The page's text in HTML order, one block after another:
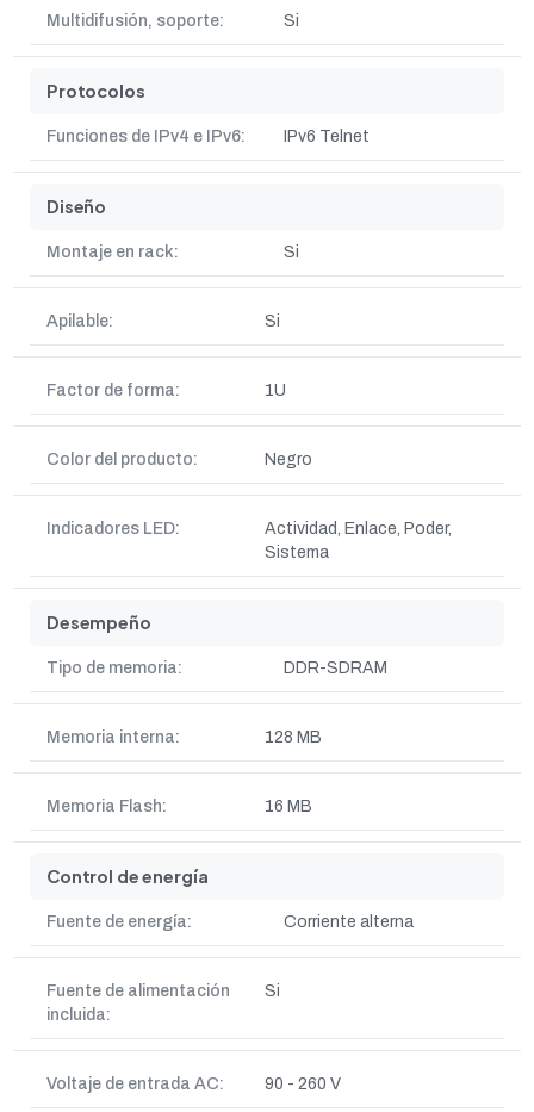
Multidifusión, soporte: Si
Protocolos
Funciones de IPv4 e IPv6: IPv6 Telnet
Diseño
Montaje en rack: Si
Apilable: Si
Factor de forma: 1U
Color del producto: Negro
Indicadores LED:
Actividad, Enlace, Poder,
Sistema
Desempeño
Tipo de memoria: DDR-SDRAM
Memoria interna: 128 MB
Memoria Flash: 16 MB
Control de energía
Fuente de energía: Corriente alterna
Fuente de alimentación
incluida:
Si
Voltaje de entrada AC: 90 - 260 V